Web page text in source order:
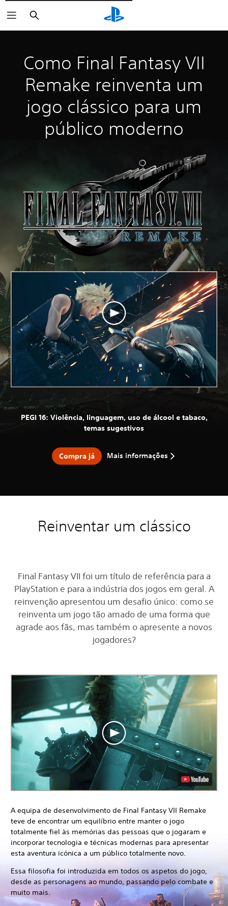
Pesquisar
Como Final Fantasy VII
Remake reinventa um
jogo clássico para um
público moderno
PEGI 16: Violência, linguagem, uso de álcool e tabaco,
temas sugestivos
Compra já Mais informações
Reinventar um clássico
Final Fantasy VII foi um título de referência para a
PlayStation e para a indústria dos jogos em geral. A
reinvenção apresentou um desafio único: como se
reinventa um jogo tão amado de uma forma que
agrade aos fãs, mas também o apresente a novos
jogadores?
A equipa de desenvolvimento de Final Fantasy VII Remake
teve de encontrar um equilíbrio entre manter o jogo
totalmente fiel às memórias das pessoas que o jogaram e
incorporar tecnologia e técnicas modernas para apresentar
esta aventura icónica a um público totalmente novo.
Essa filosofia foi introduzida em todos os aspetos do jogo,
desde as personagens ao mundo, passando pelo combate e
muito mais.